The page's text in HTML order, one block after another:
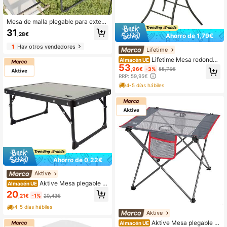
Mesa de malla plegable para exteri
ores, mesa de picnic portátil para a
campar, equipo fácil de almacenar,
mesa de café pequeña de aleación
de aluminio
31 ,28€
1Hay otros vendedores
Ahorro de 0,22€
Aktive
Almacén UE Aktive Mesa plegable c
amping baja ✅ Entrega 24/48h a Es
paña (península)
20 ,21€ -1% 20,43€
4-5 días hábiles
Ahorro de 1,79€
Lifetime
Almacén UE Lifetime Mesa redonda
plegable cocktail Ø84 x 110 cm ✅ E
ntrega 24/48h a España (península)
53 ,96€ -3% 55,75€
RRP: 59,95€
4-5 días hábiles
Aktive
Almacén UE Aktive Mesa plegable c